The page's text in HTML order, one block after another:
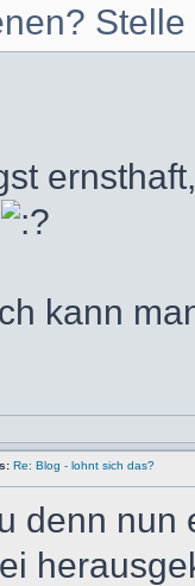
kann
Re: Blog - lohnt sich das?
denn nun